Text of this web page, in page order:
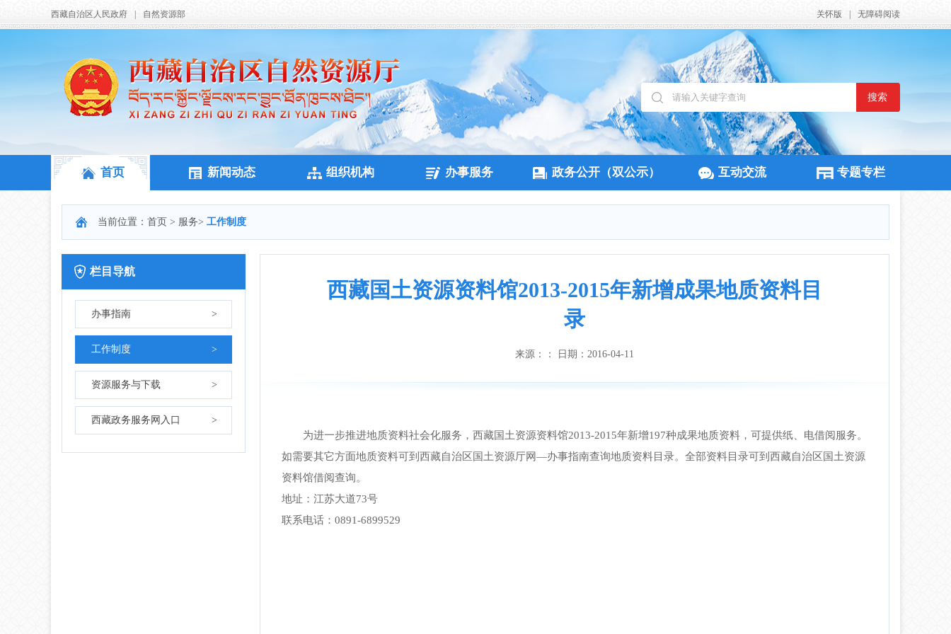
西藏自治区人民政府 自然资源部 无障碍阅读
关怀版
搜索
首页 新闻动态 组织机构 办事服务 政务公开（双公示） 互动交流 专题专栏
当前位置： 首页 > 服务> 工作制度
栏目导航
办事指南 >
工作制度 >
资源服务与下载 >
西藏政务服务网入口 >
西藏国土资源资料馆2013-2015年新增成果地质资料目
录
来源： ： 日期： 2016-04-11
为进一步推进地质资料社会化服务，西藏国土资源资料馆2013-2015年新增197种成果地质资料，可提供纸、电借阅服务。
如需要其它方面地质资料可到西藏自治区国土资源厅网—办事指南查询地质资料目录。全部资料目录可到西藏自治区国土资源
资料馆借阅查询。
地址：江苏大道73号
联系电话： 0891-6899529